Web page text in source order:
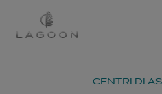
CENTRI DI